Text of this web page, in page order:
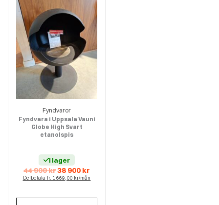
Fyndvaror
Fyndvara i Uppsala Vauni
Globe High Svart
etanolspis
I lager
44 900krDet
ursprungliga
priset
900 kr.
38 900 krDet
nuvarande
priset
900 kr.
Delbetala fr. 1 669,00 kr/mån